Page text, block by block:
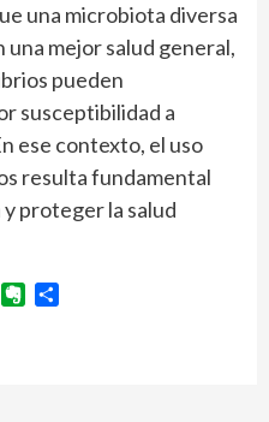
una microbiota diversa
una mejor salud general,
pueden
susceptibilidad a
ese contexto, el uso
resulta fundamental
proteger la salud
TelegramEvernote